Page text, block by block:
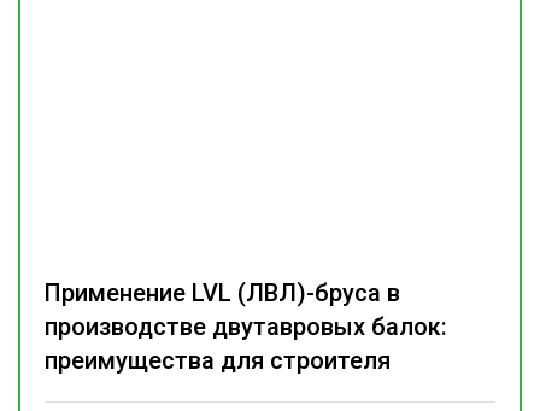
Применение LVL (ЛВЛ)-бруса в
производстве двутавровых балок:
преимущества для строителя